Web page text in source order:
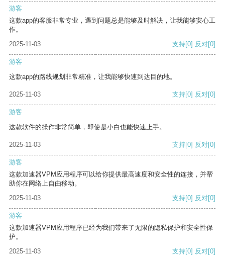
游客
这款app的客服非常专业，遇到问题总是能够及时解决，让我能够安心工
作。
2025-11-03
支持[0] 反对[0]
游客
这款app的路线规划非常精准，让我能够快速到达目的地。
2025-11-03 支持[0] 反对[0]
游客
这款软件的操作非常简单，即使是小白也能快速上手。
2025-11-03 支持[0] 反对[0]
游客
这款加速器VPM应用程序可以给你提供最高速度和安全性的连接，并帮
助你在网络上自由移动。
2025-11-03
支持[0] 反对[0]
游客
这款加速器VPM应用程序已经为我们带来了无限的隐私保护和安全性保
护。
2025-11-03
支持[0] 反对[0]